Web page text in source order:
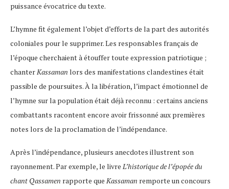
puissance évocatrice du texte.
L’hymne fit également l’objet d’efforts de la part des autorités
coloniales pour le supprimer. Les responsables français de
l’époque cherchaient à étouffer toute expression patriotique ;
chanter Kassaman lors des manifestations clandestines était
passible de poursuites. À la libération, l’impact émotionnel de
l’hymne sur la population était déjà reconnu : certains anciens
combattants racontent encore avoir frissonné aux premières
notes lors de la proclamation de l’indépendance.
Après l’indépendance, plusieurs anecdotes illustrent son
rayonnement. Par exemple, le livre L’historique de l’épopée du
chant Qassamen rapporte que Kassaman remporte un concours